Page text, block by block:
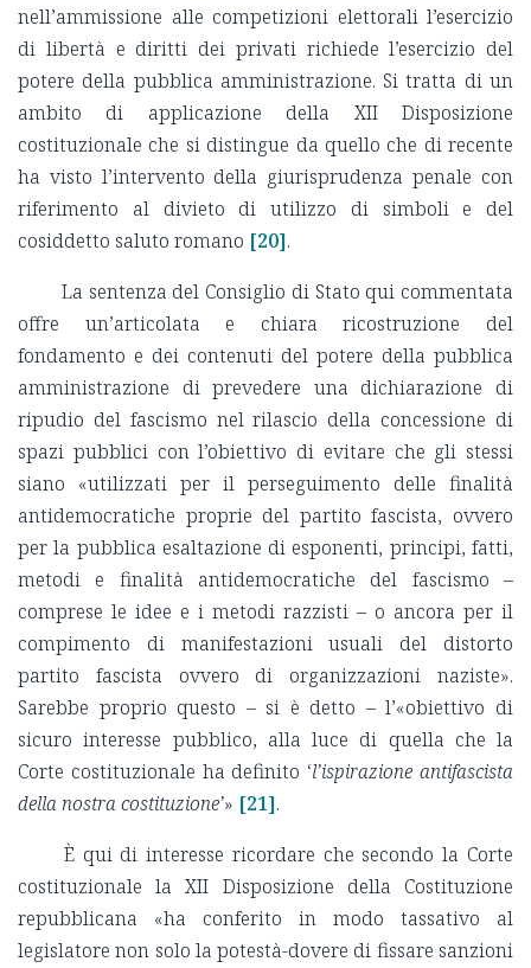
nell’ammissione alle competizioni elettorali l’esercizio
di libertà e diritti dei privati richiede l’esercizio del
potere della pubblica amministrazione. Si tratta di un
ambito di applicazione della XII Disposizione
costituzionale che si distingue da quello che di recente
ha visto l’intervento della giurisprudenza penale con
riferimento al divieto di utilizzo di simboli e del
cosiddetto saluto romano [20].
La sentenza del Consiglio di Stato qui commentata
offre un’articolata e chiara ricostruzione del
fondamento e dei contenuti del potere della pubblica
amministrazione di prevedere una dichiarazione di
ripudio del fascismo nel rilascio della concessione di
spazi pubblici con l’obiettivo di evitare che gli stessi
siano «utilizzati per il perseguimento delle finalità
antidemocratiche proprie del partito fascista, ovvero
per la pubblica esaltazione di esponenti, principi, fatti,
metodi e finalità antidemocratiche del fascismo –
comprese le idee e i metodi razzisti – o ancora per il
compimento di manifestazioni usuali del distorto
partito fascista ovvero di organizzazioni naziste».
Sarebbe proprio questo – si è detto – l’«obiettivo di
sicuro interesse pubblico, alla luce di quella che la
Corte costituzionale ha definito ‘l’ispirazione antifascista
della nostra costituzione’» [21].
È qui di interesse ricordare che secondo la Corte
costituzionale la XII Disposizione della Costituzione
repubblicana «ha conferito in modo tassativo al
legislatore non solo la potestà-dovere di fissare sanzioni